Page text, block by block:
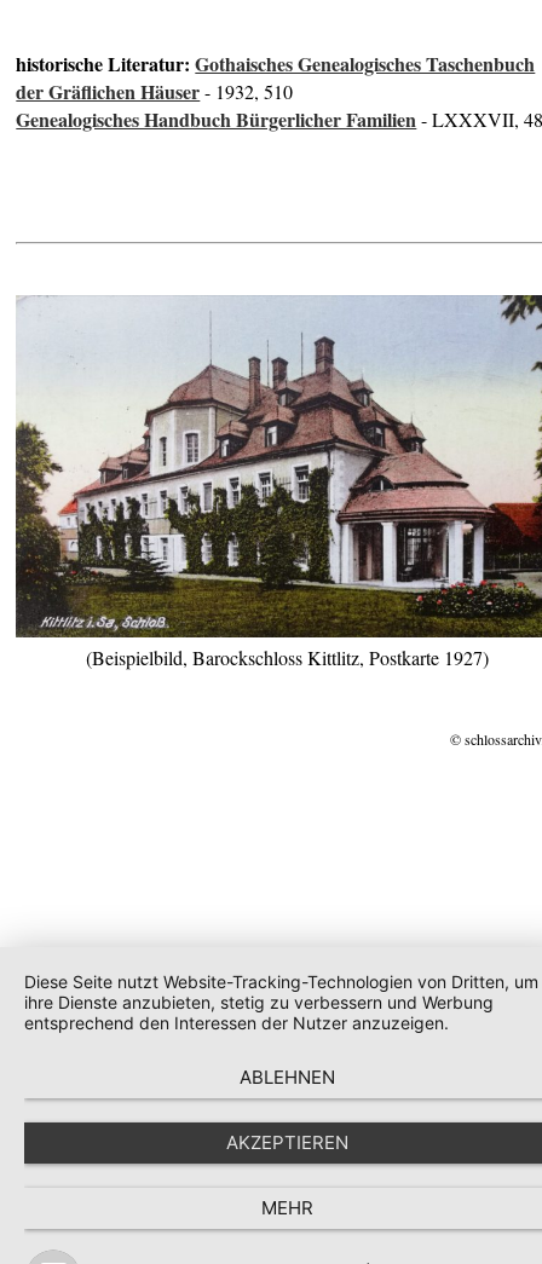
historische Literatur:Gothaisches Genealogisches Taschenbuch
der Gräflichen Häuser- 1932, 510
Genealogisches Handbuch Bürgerlicher Familien- LXXXVII,
(Beispielbild, Barockschloss Kittlitz, Postkarte 1927)
©
Diese Seite nutzt Website-Tracking-Technologien von Dritten, um
ihre Dienste anzubieten, stetig zu verbessern und Werbung
entsprechend den Interessen der Nutzer anzuzeigen.
ABLEHNEN
AKZEPTIEREN
MEHR